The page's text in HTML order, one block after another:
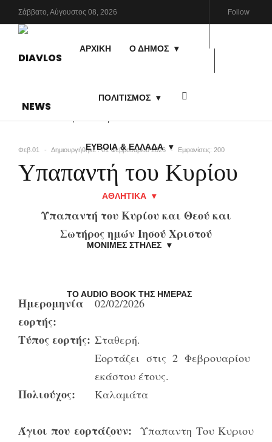
Σάββατο,Αύγουστος 08, 2026 Follow
ΑΡΧΙΚΗ Ο ΔΗΜΟΣ
ΠΟΛΙΤΙΣΜΟΣ
ΕΥΒΟΙΑ & ΕΛΛΑΔΑ
ΑΘΛΗΤΙΚΑ
ΜΟΝΙΜΕΣ ΣΤΗΛΕΣ
TO AUDIO BOOK ΤΗΣ ΗΜΈΡΑΣ
Φεβ.01 Δημιουργήθηκε : 01 Φεβρουαρίου 2026 Εμφανίσεις: 200
Υπαπαντή του Κυρίου
Υπαπαντή του Κυρίου και Θεού και
Σωτήρος ημών Ιησού Χριστού
Ημερομηνία
εορτής:
02/02/2026
Τύπος εορτής: Σταθερή.
Εορτάζει στις 2 Φεβρουαρίου
εκάστου έτους.
Πολιούχος: Καλαμάτα
Άγιοι που εορτάζουν:
Υπαπαντη Του Κυριου